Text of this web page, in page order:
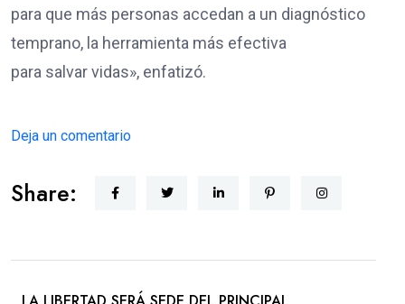
para que más personas accedan a un diagnóstico
temprano, la herramienta más efectiva
para salvar vidas», enfatizó.
Deja un comentario
Share: